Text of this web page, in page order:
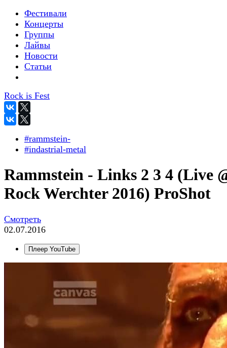
Фестивали
Концерты
Группы
Лайвы
Новости
Статьи
Rock is Fest
#rammstein-
#indastrial-metal
Rammstein - Links 2 3 4 (Live
Rock Werchter 2016) ProShot
Смотреть
02.07.2016
Плеер YouTube